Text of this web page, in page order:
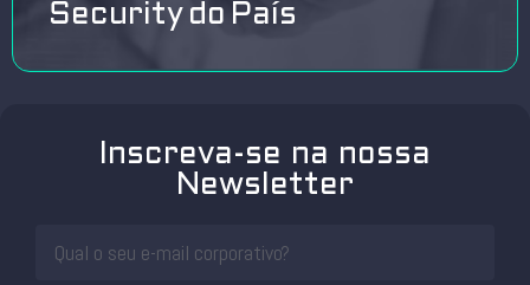
Security do País
Inscreva-se na nossa
Newsletter